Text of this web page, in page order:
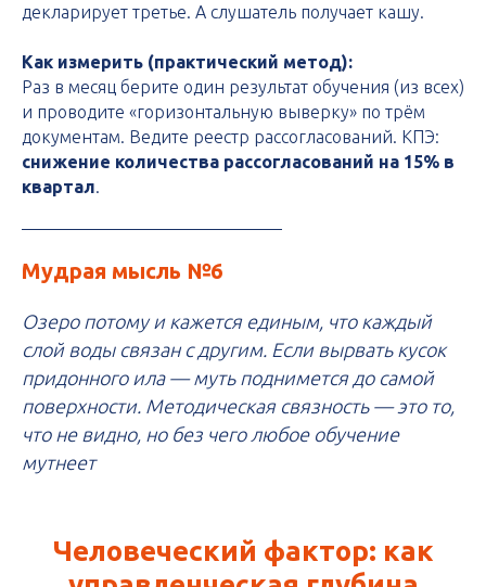
декларирует третье. А слушатель получает кашу.
Как измерить (практический метод):
Раз в месяц берите один результат обучения (из всех)
и проводите «горизонтальную выверку» по трём
документам. Ведите реестр рассогласований. КПЭ:
снижение количества рассогласований на 15% в
квартал.
Мудрая мысль №6
Озеро потому и кажется единым, что каждый
слой воды связан с другим. Если вырвать кусок
придонного ила — муть поднимется до самой
поверхности. Методическая связность — это то,
что не видно, но без чего любое обучение
мутнеет
Человеческий фактор: как